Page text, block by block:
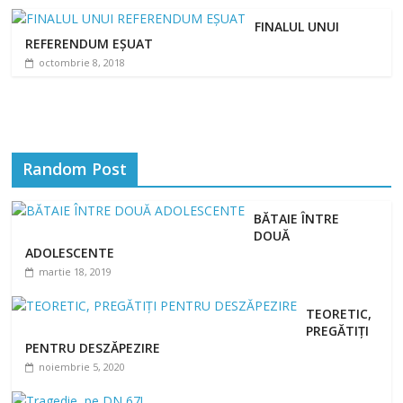
FINALUL UNUI
REFERENDUM EȘUAT
octombrie 8, 2018
Random Post
BĂTAIE ÎNTRE
DOUĂ
ADOLESCENTE
martie 18, 2019
TEORETIC,
PREGĂTIȚI
PENTRU DESZĂPEZIRE
noiembrie 5, 2020